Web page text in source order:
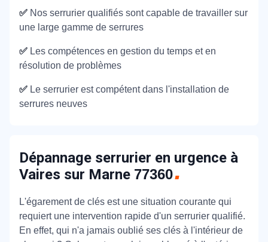
✅ Nos serrurier qualifiés sont capable de travailler sur
une large gamme de serrures
✅ Les compétences en gestion du temps et en
résolution de problèmes
✅ Le serrurier est compétent dans l'installation de
serrures neuves
Dépannage serrurier en urgence à
Vaires sur Marne 77360
L'égarement de clés est une situation courante qui
requiert une intervention rapide d'un serrurier qualifié.
En effet, qui n'a jamais oublié ses clés à l'intérieur de